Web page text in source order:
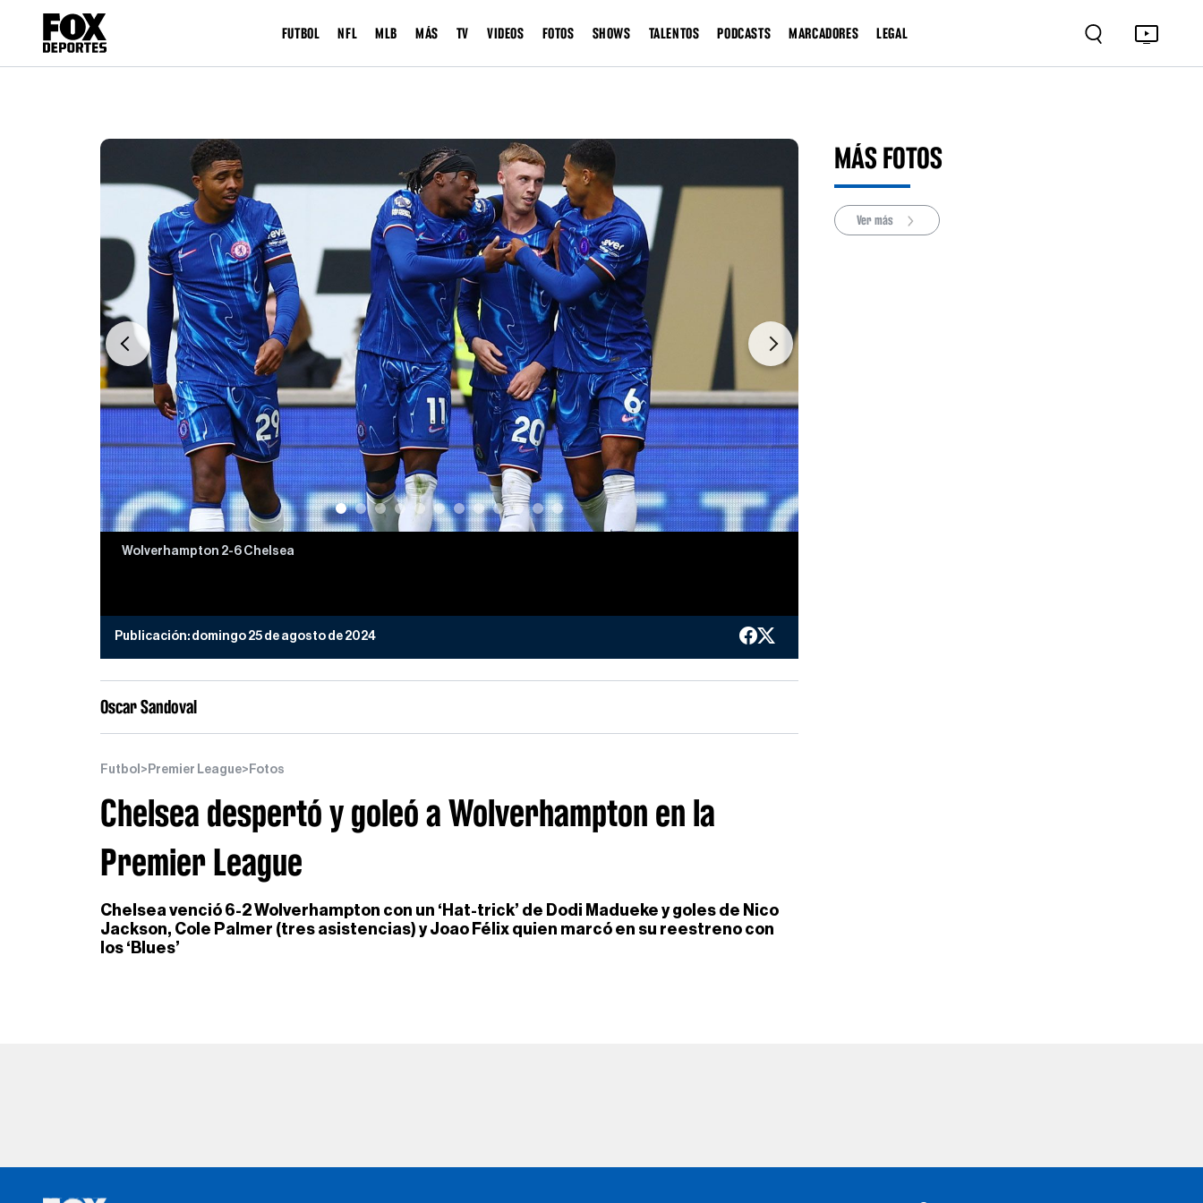
FUTBOL NFL MLB MÁS TV VIDEOS FOTOS SHOWS TALENTOS PODCASTS MARCADORES LEGAL
Previous Next
Wolverhampton 2-6 Chelsea
Publicación: domingo 25 de agosto de 2024
Oscar Sandoval
Futbol > Premier League> Fotos
Chelsea despertó y goleó a Wolverhampton en la
Premier League
Chelsea venció 6-2 Wolverhampton con un ‘Hat-trick’ de Dodi Madueke y goles de Nico
Jackson, Cole Palmer (tres asistencias) y Joao Félix quien marcó en su reestreno con
los ‘Blues’
MÁS FOTOS
Ver más